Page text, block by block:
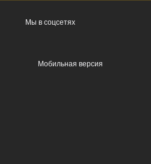
Мы в соцсетях
Мобильная версия